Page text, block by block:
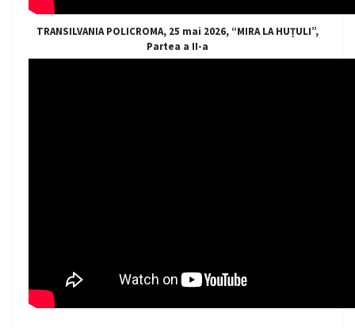
TRANSILVANIA POLICROMA, 25 mai 2026, “MIRA LA HUȚULI”,
Partea a II-a